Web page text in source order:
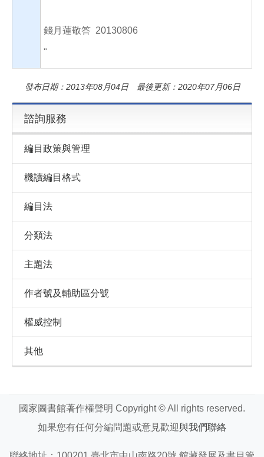
錢月蓮敬答 20130806
"
發布日期：2013年08月04日 最後更新：2020年07月06日
諮詢服務
編目政策與管理
機讀編目格式
編目法
分類法
主題法
作者號及輔助區分號
權威控制
其他
國家圖書館著作權聲明 Copyright © All rights reserved.
如果您有任何分編問題或意見歡迎與我們聯絡